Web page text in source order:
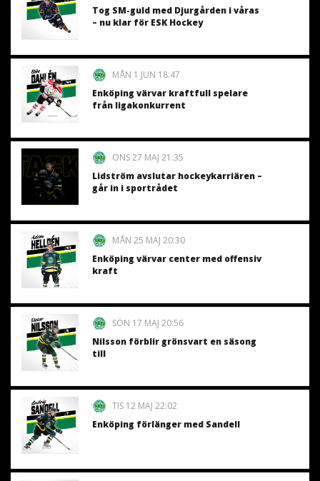
Tog SM-guld med Djurgården i våras
– nu klar för ESK Hockey
MÅN 1 JUN 18:47
Enköping värvar kraftfull spelare
från ligakonkurrent
ONS 27 MAJ 21:35
Lidström avslutar hockeykarriären –
går in i sportrådet
MÅN 25 MAJ 20:30
Enköping värvar center med offensiv
kraft
SÖN 17 MAJ 20:56
Nilsson förblir grönsvart en säsong
till
TIS 12 MAJ 22:02
Enköping förlänger med Sandell